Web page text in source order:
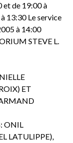
et de 19:00 à
13:30 Le service
à 14:00
STEVE L.
ET
ONIL
LATULIPPE),